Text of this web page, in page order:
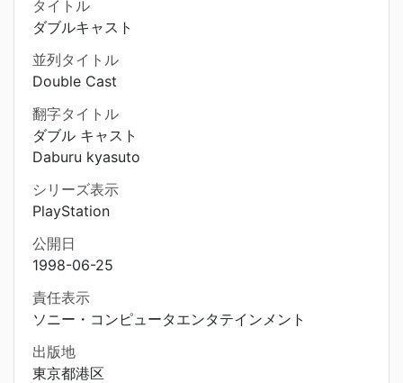
タイトル
ダブルキャスト
並列タイトル
Double Cast
翻字タイトル
ダブル キャスト
Daburu kyasuto
シリーズ表示
PlayStation
公開日
1998-06-25
責任表示
ソニー・コンピュータエンタテインメント
出版地
東京都港区